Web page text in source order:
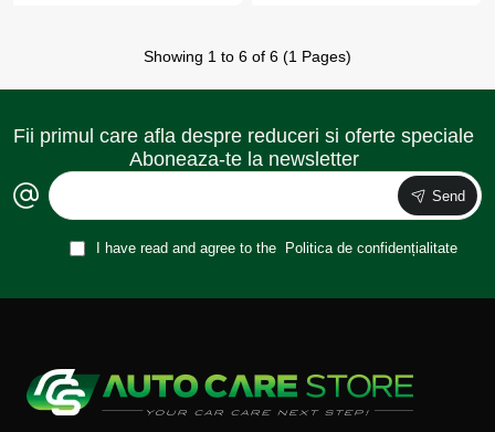
Showing 1 to 6 of 6 (1 Pages)
Fii primul care afla despre reduceri si oferte speciale
Aboneaza-te la newsletter
Send
I have read and agree to the Politica de confidențialitate